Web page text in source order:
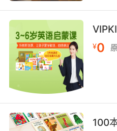
腔共鸣）、逻辑架构（
递进结构）、情感投
turning back的重音强
葛底斯堡演说的历史互
斯坦关于相对论的通俗
系统训练后学员即兴
识别对比学员发音与原
降至9%；VR场景重现
¥0
100